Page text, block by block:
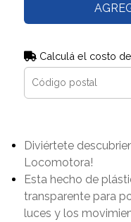
Calculá el costo
Diviértete
Locomotora!
Esta hecho de
transparente para
luces y los